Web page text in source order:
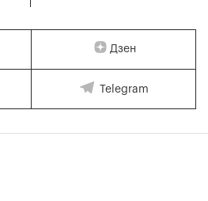
Дзен
Telegram